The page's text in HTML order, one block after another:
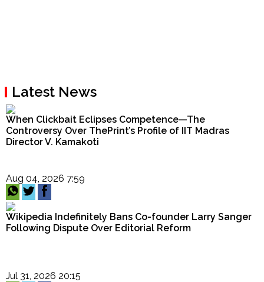
Latest News
When Clickbait Eclipses Competence—The
Controversy Over ThePrint’s Profile of IIT Madras
Director V. Kamakoti
Aug 04, 2026 7:59
Wikipedia Indefinitely Bans Co-founder Larry Sanger
Following Dispute Over Editorial Reform
Jul 31, 2026 20:15